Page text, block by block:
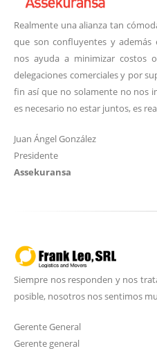
Realmente una alianza tan
que son confluyentes y además
nos ayuda a minimizar costos
delegaciones comerciales y por
fin así que no solamente no nos
es necesario no estar juntos, es
Juan Ángel González
Presidente
Assekuransa
Siempre nos responden y nos
posible, nosotros nos sentimos
Gerente General
Gerente general